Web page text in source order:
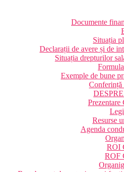
Documente
Situația
Declarații de avere și de
Situația drepturilor
Exemple de bune
Conferință
Prezentare
Resurse
Agenda
ROI
ROF